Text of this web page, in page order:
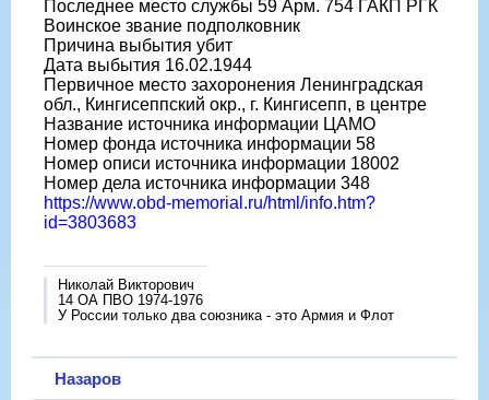
Последнее место службы 59 Арм. 754 ГАКП РГК
Воинское звание подполковник
Причина выбытия убит
Дата выбытия 16.02.1944
Первичное место захоронения Ленинградская
обл., Кингисеппский окр., г. Кингисепп, в центре
Название источника информации ЦАМО
Номер фонда источника информации 58
Номер описи источника информации 18002
Номер дела источника информации 348
https://www.obd-memorial.ru/html/info.htm?
id=3803683
Николай Викторович
14 ОА ПВО 1974-1976
У России только два союзника - это Армия и Флот
Назаров